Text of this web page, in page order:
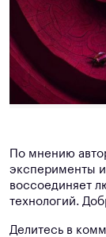
По мнению
эксперименты
воссоединяет
технологий.
Делитесь в